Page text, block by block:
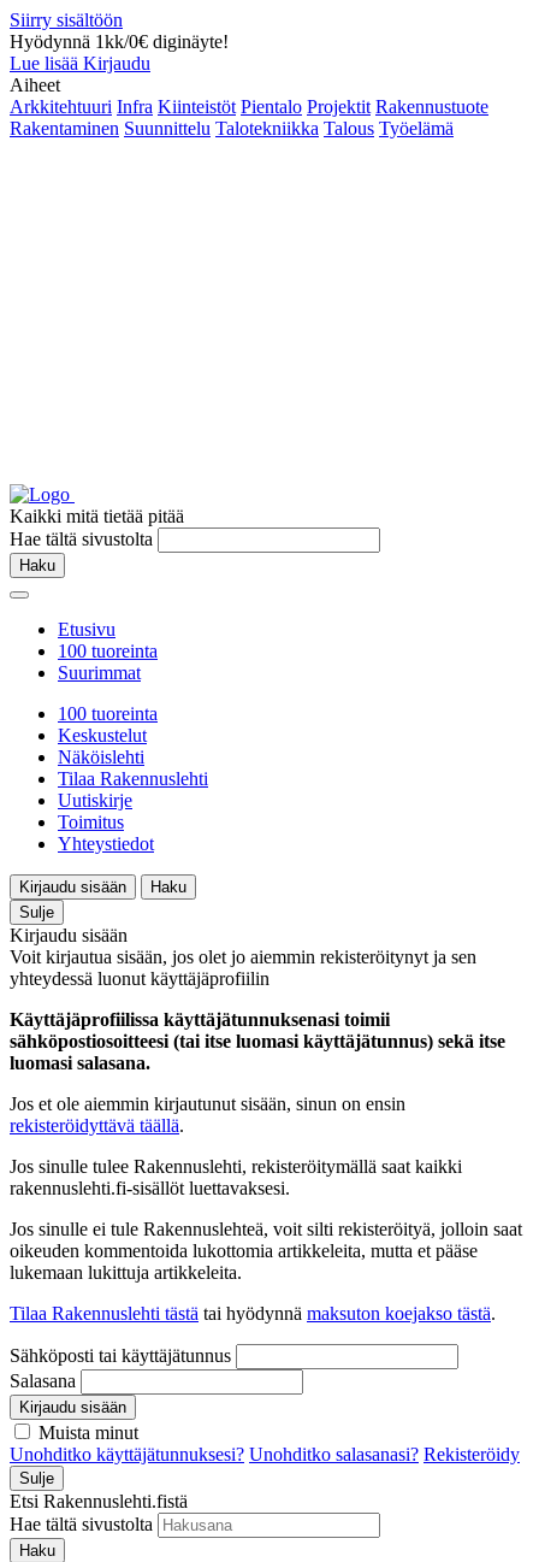
Siirry sisältöön
Hyödynnä 1kk/0€ diginäyte!
Lue lisää Kirjaudu
Aiheet
Arkkitehtuuri Infra Kiinteistöt Pientalo Projektit Rakennustuote
Rakentaminen Suunnittelu Talotekniikka Talous Työelämä
Kaikki mitä tietää pitää
Hae tältä sivustolta
Haku
Etusivu
100 tuoreinta
Suurimmat
100 tuoreinta
Keskustelut
Näköislehti
Tilaa Rakennuslehti
Uutiskirje
Toimitus
Yhteystiedot
Kirjaudu sisään
Haku
Sulje
Kirjaudu sisään
Voit kirjautua sisään, jos olet jo aiemmin rekisteröitynyt ja sen
yhteydessä luonut käyttäjäprofiilin
Käyttäjäprofiilissa käyttäjätunnuksenasi toimii
sähköpostiosoitteesi (tai itse luomasi käyttäjätunnus) sekä itse
luomasi salasana.
Jos et ole aiemmin kirjautunut sisään, sinun on ensin
rekisteröidyttävä täällä.
Jos sinulle tulee Rakennuslehti, rekisteröitymällä saat kaikki
rakennuslehti.fi-sisällöt luettavaksesi.
Jos sinulle ei tule Rakennuslehteä, voit silti rekisteröityä, jolloin saat
oikeuden kommentoida lukottomia artikkeleita, mutta et pääse
lukemaan lukittuja artikkeleita.
Tilaa Rakennuslehti tästä tai hyödynnä maksuton koejakso tästä.
Sähköposti tai käyttäjätunnus
Salasana
Kirjaudu sisään
Muista minut
Unohditko käyttäjätunnuksesi? Unohditko salasanasi? Rekisteröidy
Sulje
Etsi Rakennuslehti.fistä
Hae tältä sivustolta
Haku